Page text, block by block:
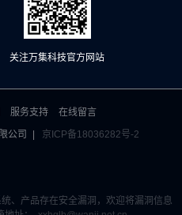
关注万集科技官方网站
服务支持
在线留言
公司 | 京ICP备18036282号-2
、产品存在安全漏洞，欢迎将漏洞信息